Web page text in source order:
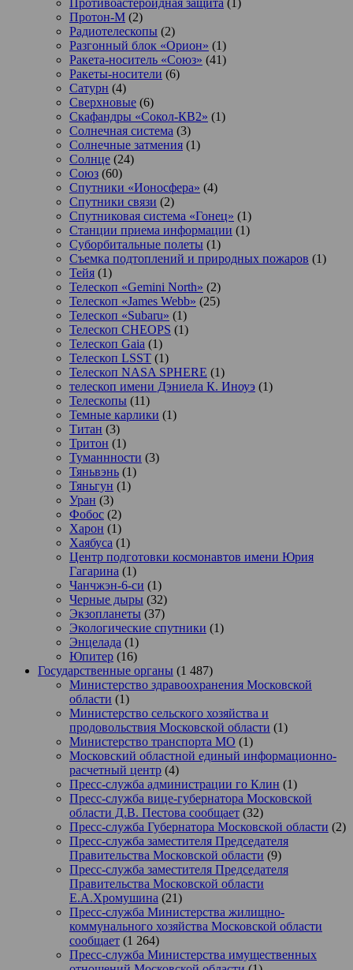
Протон-М (2)
Радиотелескопы (2)
Разгонный блок «Орион» (1)
Ракета-носитель «Союз» (41)
Ракеты-носители (6)
Сатурн (4)
Сверхновые (6)
Скафандры «Сокол-КВ2» (1)
Солнечная система (3)
Солнечные затмения (1)
Солнце (24)
Союз (60)
Спутники «Ионосфера» (4)
Спутники связи (2)
Спутниковая система «Гонец» (1)
Станции приема информации (1)
Суборбитальные полеты (1)
Съемка подтоплений и природных пожаров (1)
Тейя (1)
Телескоп «Gemini North» (2)
Телескоп «James Webb» (25)
Телескоп «Subaru» (1)
Телескоп CHEOPS (1)
Телескоп Gaia (1)
Телескоп LSST (1)
Телескоп NASA SPHERE (1)
телескоп имени Дэниела К. Иноуэ (1)
Телескопы (11)
Темные карлики (1)
Титан (3)
Тритон (1)
Туманнности (3)
Тяньвэнь (1)
Тяньгун (1)
Уран (3)
Фобос (2)
Харон (1)
Хаябуса (1)
Центр подготовки космонавтов имени Юрия
Гагарина (1)
Чанчжэн-6-си (1)
Черные дыры (32)
Экзопланеты (37)
Экологические спутники (1)
Энцелада (1)
Юпитер (16)
Государственные органы (1 487)
Министерство здравоохранения Московской
области (1)
Министерство сельского хозяйства и
продовольствия Московской области (1)
Министерство транспорта МО (1)
Московский областной единый информационно-
расчетный центр (4)
Пресс-служба администрации го Клин (1)
Пресс-служба вице-губернатора Московской
области Д.В. Пестова сообщает (32)
Пресс-служба Губернатора Московской области (2)
Пресс-служба заместителя Председателя
Правительства Московской области (9)
Пресс-служба заместителя Председателя
Правительства Московской области
Е.А.Хромушина (21)
Пресс-служба Министерства жилищно-
коммунального хозяйства Московской области
сообщает (1 264)
Пресс-служба Министерства имущественных